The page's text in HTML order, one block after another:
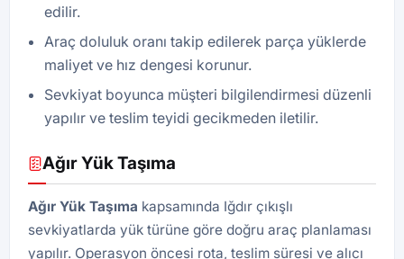
edilir.
Araç doluluk oranı takip edilerek parça yüklerde
maliyet ve hız dengesi korunur.
Sevkiyat boyunca müşteri bilgilendirmesi düzenli
yapılır ve teslim teyidi gecikmeden iletilir.
Ağır Yük Taşıma
Ağır Yük Taşıma kapsamında Iğdır çıkışlı
sevkiyatlarda yük türüne göre doğru araç planlaması
yapılır. Operasyon öncesi rota, teslim süresi ve alıcı